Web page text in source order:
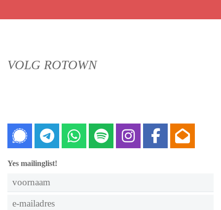
VOLG ROTOWN
Signal
Telegram
Yes mailinglist!